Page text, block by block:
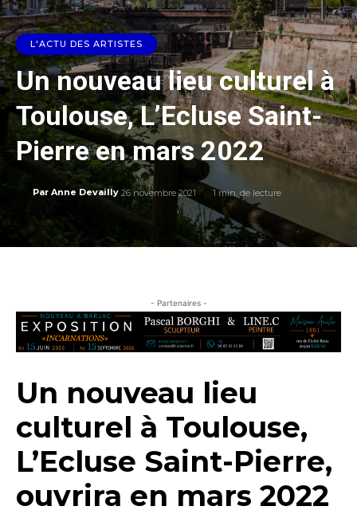
L'ACTU DES ARTISTES
Un nouveau lieu culturel à
Toulouse, L’Ecluse Saint-
Pierre en mars 2022
Par Anne Devailly 26 novembre 2021 1min. de lecture
- Partenaires -
Un nouveau lieu
culturel à Toulouse,
L’Ecluse Saint-Pierre,
ouvrira en mars 2022